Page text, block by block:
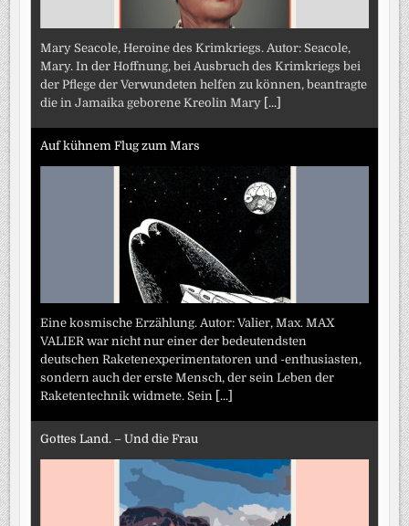
Mary Seacole, Heroine des Krimkriegs. Autor: Seacole,
Mary. In der Hoffnung, bei Ausbruch des Krimkriegs bei
der Pflege der Verwundeten helfen zu können, beantragte
die in Jamaika geborene Kreolin Mary [...]
Auf kühnem Flug zum Mars
Eine kosmische Erzählung. Autor: Valier, Max. MAX
VALIER war nicht nur einer der bedeutendsten
deutschen Raketenexperimentatoren und -enthusiasten,
sondern auch der erste Mensch, der sein Leben der
Raketentechnik widmete. Sein [...]
Gottes Land. – Und die Frau